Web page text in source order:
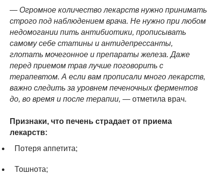
— Огромное количество лекарств нужно принимать
строго под наблюдением врача. Не нужно при любом
недомогании пить антибиотики, прописывать
самому себе статины и антидепрессанты,
глотать мочегонное и препараты железа. Даже
перед приемом трав лучше поговорить с
терапевтом. А если вам прописали много лекарств,
важно следить за уровнем печеночных ферментов
до, во время и после терапии, — отметила врач.
Признаки, что печень страдает от приема
лекарств:
Потеря аппетита;
Тошнота;